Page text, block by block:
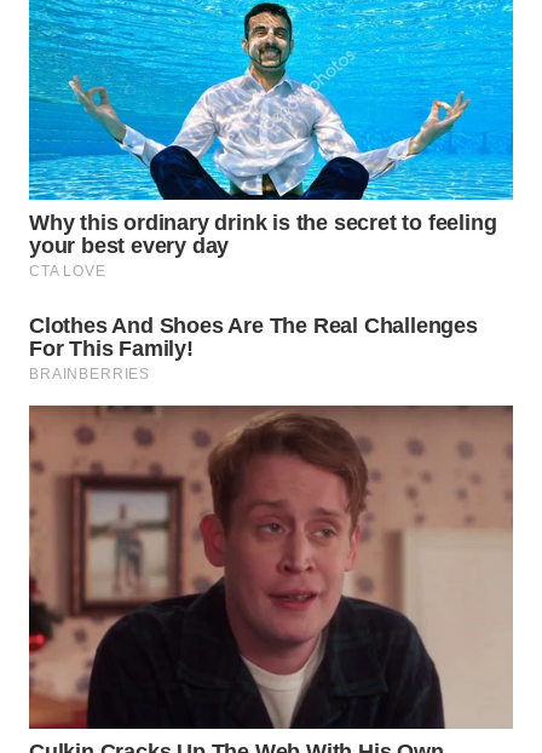
WN
BINJAI
WN
CIREBON
WN
INDRAMAYU
WN
KUNINGAN
WN
MAJALENGKA
WN
SUBANG
SUKABUMI
WN
PURWAKARTA